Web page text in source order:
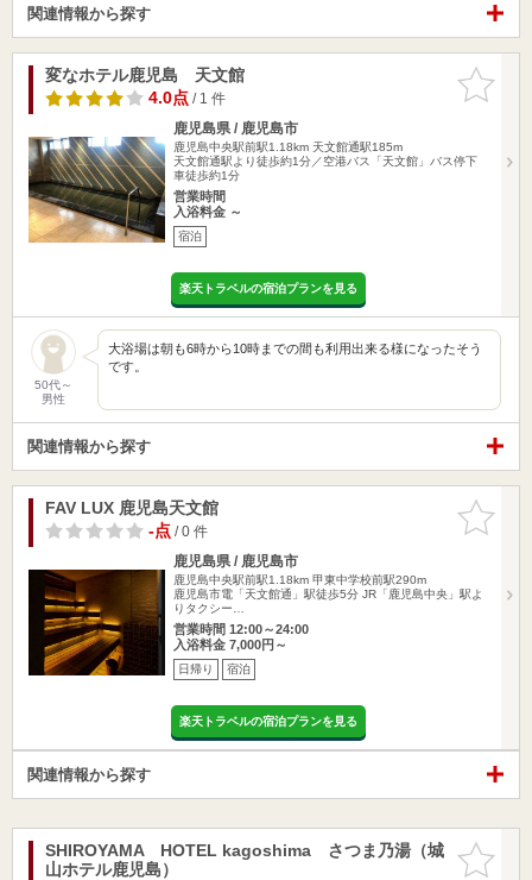
関連情報から探す
お気に入
りに追加
変なホテル鹿児島 天文館
4.0点/ 1 件
鹿児島県 / 鹿児島市
鹿児島中央駅前駅1.18km 天文館通駅185m
天文館通駅より徒歩約1分／空港バス「天文館」バス停下
車徒歩約1分
営業時間
入浴料金 ～
宿泊
楽天トラベルの宿泊プランを見る
50代～
男性
大浴場は朝も6時から10時までの間も利用出来る様になったそう
です。
関連情報から探す
お気に入
りに追加
FAV LUX 鹿児島天文館
-点/ 0 件
鹿児島県 / 鹿児島市
鹿児島中央駅前駅1.18km 甲東中学校前駅290m
鹿児島市電「天文館通」駅徒歩5分 JR「鹿児島中央」駅よ
りタクシー…
営業時間 12:00～24:00
入浴料金 7,000円～
日帰り 宿泊
楽天トラベルの宿泊プランを見る
関連情報から探す
お気に入
りに追加
SHIROYAMA HOTEL kagoshima さつま乃湯（城
山ホテル鹿児島）